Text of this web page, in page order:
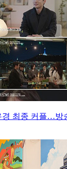
경 최종 커플…방